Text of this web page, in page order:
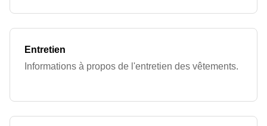
Entretien
Informations à propos de l'entretien des vêtements.